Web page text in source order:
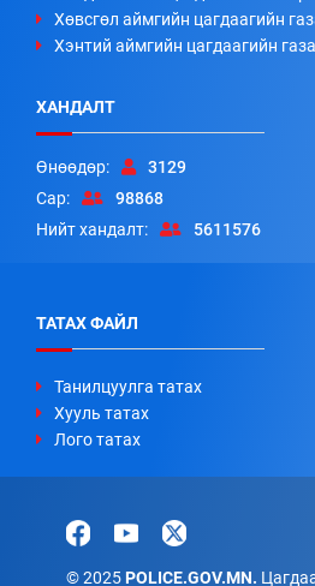
Хөвсгөл аймгийн цагдаагийн
Хэнтий аймгийн цагдаагийн
ХАНДАЛТ
Өнөөдөр:
3129
Сар:
98868
Нийт хандалт:
5611576
ТАТАХ ФАЙЛ
Танилцуулга татах
Хууль татах
Лого татах
© 2025POLICE.GOV.MN.